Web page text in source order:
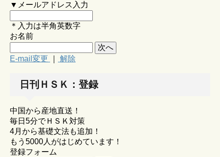
▼メールアドレス入力
＊入力は半角英数字
お名前
E-mail変更 解除
日刊ＨＳＫ：登録
中国から産地直送！
毎日5分でＨＳＫ対策
4月から基礎文法も追加！
もう5000人がはじめています！
登録フォーム